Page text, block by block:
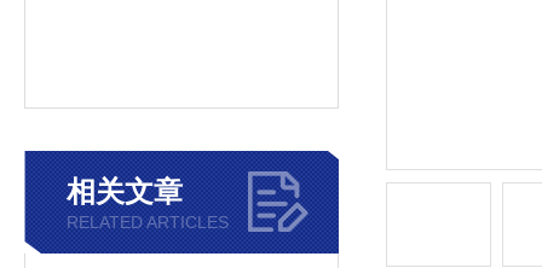
相关文章
RELATED ARTICLES